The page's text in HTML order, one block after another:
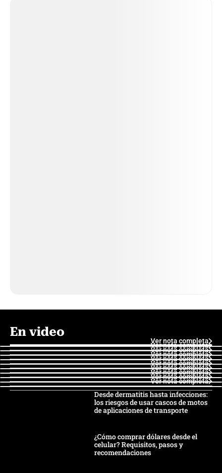
En video
Ver nota completa
Ver nota completa
Ver nota completa
Ver nota completa
Ver nota completa
Ver nota completa
Ver nota completa
Ver nota completa
Ver nota completa
Ver nota completa
Desde dermatitis hasta infecciones:
los riesgos de usar cascos de motos
de aplicaciones de transporte
¿Cómo comprar dólares desde el
celular? Requisitos, pasos y
recomendaciones